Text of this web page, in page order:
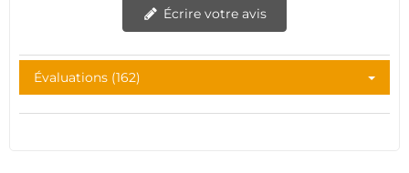
Écrire votre avis
Évaluations (162)